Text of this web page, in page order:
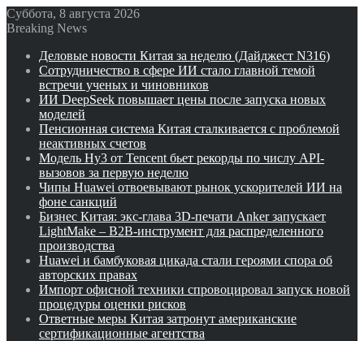
Суббота, 8 августа 2026
Breaking News
Деловые новости Китая за неделю (Дайджест N316)
Сотрудничество в сфере ИИ стало главной темой
встречи ученых и чиновников
ИИ DeepSeek повышает цены после запуска новых
моделей
Пенсионная система Китая сталкивается с проблемой
неактивных счетов
Модель Hy3 от Tencent бьет рекорды по числу API-
вызовов за первую неделю
Чипы Huawei отвоевывают рынок ускорителей ИИ на
фоне санкций
Бизнес Китая: экс-глава 3D-печати Anker запускает
LightMake – B2B-инструмент для распределенного
производства
Huawei и бамбуковая цикада стали героями спора об
авторских правах
Импорт офисной техники спровоцировал запуск новой
процедуры оценки рисков
Ответные меры Китая затронут американские
сертификационные агентства